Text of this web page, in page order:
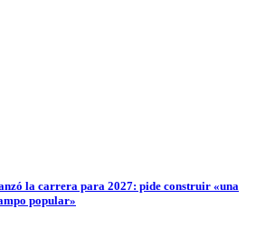
la carrera para 2027: pide construir «una
popular»